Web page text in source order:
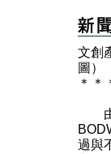
文創
圖）
＊
＊
由
過與